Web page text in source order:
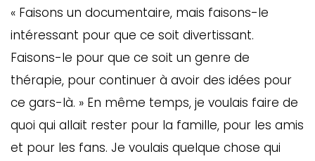
« Faisons un documentaire, mais faisons-le
intéressant pour que ce soit divertissant.
Faisons-le pour que ce soit un genre de
thérapie, pour continuer à avoir des idées pour
ce gars-là. » En même temps, je voulais faire de
quoi qui allait rester pour la famille, pour les amis
et pour les fans. Je voulais quelque chose qui